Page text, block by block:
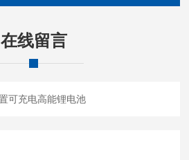
在线留言